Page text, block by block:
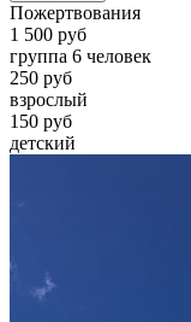
Пожертвования
1 500 руб
группа 6 человек
250 руб
взрослый
150 руб
детский